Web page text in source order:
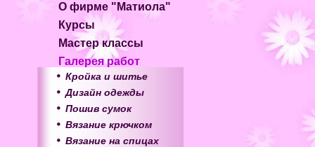
О фирме "Матиола"
Курсы
Мастер классы
Галерея работ
Кройка и шитье
Дизайн одежды
Пошив сумок
Вязание крючком
Вязание на спицах